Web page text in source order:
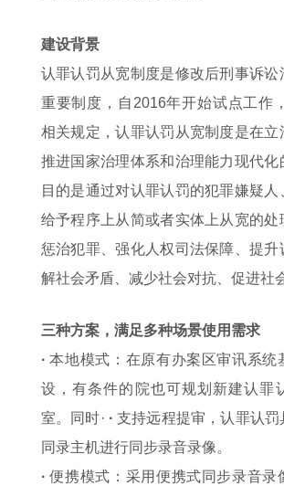
建设背景
认罪认罚从宽制度是修改后刑事诉讼
重要制度，自2016年开始试点工作
相关规定，认罪认罚从宽制度是在立
推进国家治理体系和治理能力现代化
目的是通过对认罪认罚的犯罪嫌疑
给予程序上从简或者实体上从宽的处
惩治犯罪、强化人权司法保障、提升
解社会矛盾、减少社会对抗、促进社
三种方案，满足多种场景使用需求
·本地模式：在原有办案区审讯系统
设，有条件的院也可规划新建认罪
室。同时· · 支持远程提审，认罪认罚
同录主机进行同步录音录像。
·便携模式：采用便携式同步录音录